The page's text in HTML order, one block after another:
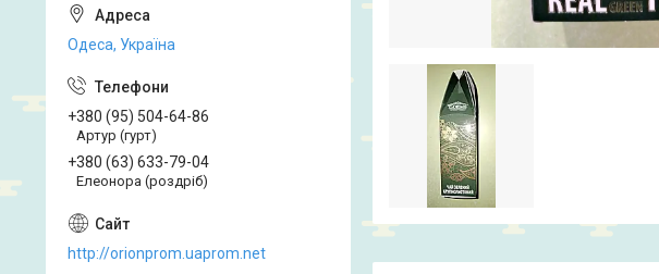
Одеса, Україна
+380 (95) 504-64-86
Артур (гурт)
+380 (63) 633-79-04
Елеонора (роздріб)
http://orionprom.uaprom.net